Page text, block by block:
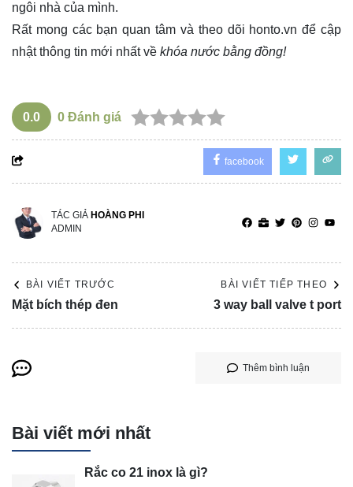
ngôi nhà của mình.
Rất mong các bạn quan tâm và theo dõi honto.vn để cập
nhật thông tin mới nhất về khóa nước bằng đồng!
0.0 0 Đánh giá
facebook
TÁC GIẢ HOÀNG PHI
ADMIN
BÀI VIẾT TRƯỚC
Mặt bích thép đen
BÀI VIẾT TIẾP THEO
3 way ball valve t port
Thêm bình luận
Bài viết mới nhất
Rắc co 21 inox là gì?